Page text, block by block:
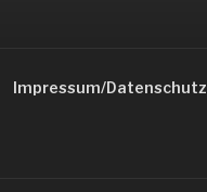
Impressum/Datenschutz